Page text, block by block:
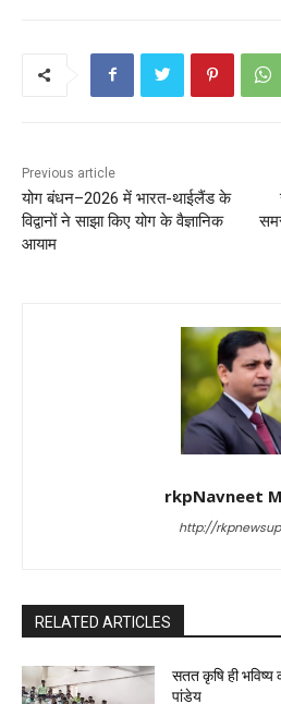
p
p
Previous article
योग बंधन–2026 में भारत-थाईलैंड के
विद्वानों ने साझा किए योग के वैज्ञानिक
आयाम
rkpNavneet
http://
RELATED ARTICLES
सतत कृषि ही भविष्य
पांडेय